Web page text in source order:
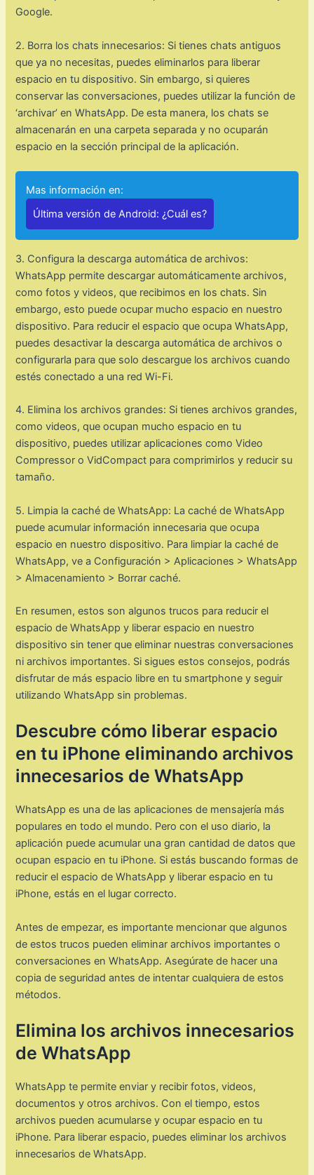
Google.
2. Borra los chats innecesarios: Si tienes chats antiguos
que ya no necesitas, puedes eliminarlos para liberar
espacio en tu dispositivo. Sin embargo, si quieres
conservar las conversaciones, puedes utilizar la función de
‘archivar’ en WhatsApp. De esta manera, los chats se
almacenarán en una carpeta separada y no ocuparán
espacio en la sección principal de la aplicación.
Mas información en:
Última versión de Android: ¿Cuál es?
3. Configura la descarga automática de archivos:
WhatsApp permite descargar automáticamente archivos,
como fotos y videos, que recibimos en los chats. Sin
embargo, esto puede ocupar mucho espacio en nuestro
dispositivo. Para reducir el espacio que ocupa WhatsApp,
puedes desactivar la descarga automática de archivos o
configurarla para que solo descargue los archivos cuando
estés conectado a una red Wi-Fi.
4. Elimina los archivos grandes: Si tienes archivos grandes,
como videos, que ocupan mucho espacio en tu
dispositivo, puedes utilizar aplicaciones como Video
Compressor o VidCompact para comprimirlos y reducir su
tamaño.
5. Limpia la caché de WhatsApp: La caché de WhatsApp
puede acumular información innecesaria que ocupa
espacio en nuestro dispositivo. Para limpiar la caché de
WhatsApp, ve a Configuración > Aplicaciones > WhatsApp
> Almacenamiento > Borrar caché.
En resumen, estos son algunos trucos para reducir el
espacio de WhatsApp y liberar espacio en nuestro
dispositivo sin tener que eliminar nuestras conversaciones
ni archivos importantes. Si sigues estos consejos, podrás
disfrutar de más espacio libre en tu smartphone y seguir
utilizando WhatsApp sin problemas.
Descubre cómo liberar espacio
en tu iPhone eliminando archivos
innecesarios de WhatsApp
WhatsApp es una de las aplicaciones de mensajería más
populares en todo el mundo. Pero con el uso diario, la
aplicación puede acumular una gran cantidad de datos que
ocupan espacio en tu iPhone. Si estás buscando formas de
reducir el espacio de WhatsApp y liberar espacio en tu
iPhone, estás en el lugar correcto.
Antes de empezar, es importante mencionar que algunos
de estos trucos pueden eliminar archivos importantes o
conversaciones en WhatsApp. Asegúrate de hacer una
copia de seguridad antes de intentar cualquiera de estos
métodos.
Elimina los archivos innecesarios
de WhatsApp
WhatsApp te permite enviar y recibir fotos, videos,
documentos y otros archivos. Con el tiempo, estos
archivos pueden acumularse y ocupar espacio en tu
iPhone. Para liberar espacio, puedes eliminar los archivos
innecesarios de WhatsApp.